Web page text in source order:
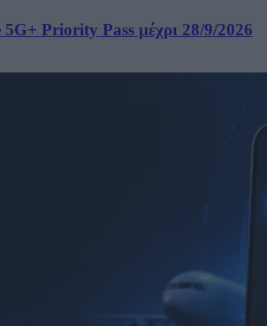
Priority Pass μέχρι 28/9/2026